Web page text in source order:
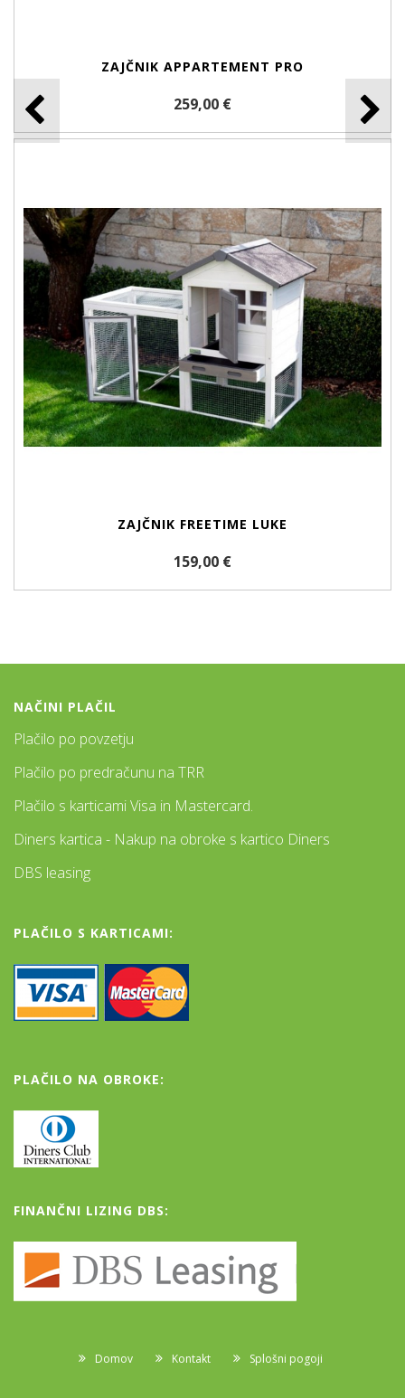
ZAJČNIK APPARTEMENT PRO
259,00 €
ZAJČNIK FREETIME LUKE
159,00 €
NAČINI PLAČIL
Plačilo po povzetju
Plačilo po predračunu na TRR
Plačilo s karticami Visa in Mastercard.
Diners kartica - Nakup na obroke s kartico Diners
DBS leasing
PLAČILO S KARTICAMI:
PLAČILO NA OBROKE:
FINANČNI LIZING DBS:
Domov Kontakt Splošni pogoji